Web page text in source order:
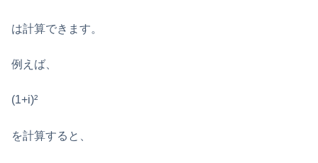
は計算できます。
例えば、
(1+i)²
を計算すると、